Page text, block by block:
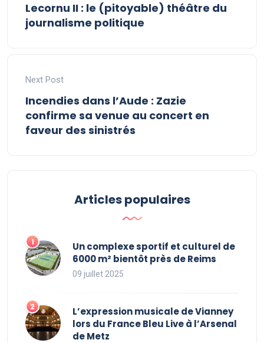
Lecornu II : le (pitoyable) théâtre du
journalisme politique
Next Post
Incendies dans l’Aude : Zazie
confirme sa venue au concert en
faveur des sinistrés
Articles populaires
Un complexe sportif et culturel de
6000 m² bientôt près de Reims
09 juillet 2025
L’expression musicale de Vianney
lors du France Bleu Live à l’Arsenal
de Metz